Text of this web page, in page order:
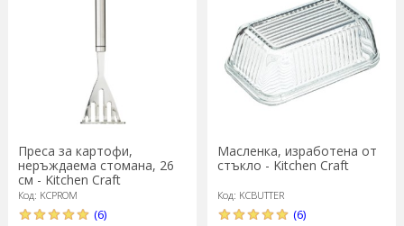
Преса за картофи,
неръждаема стомана, 26
см - Kitchen Craft
Код: KCPROM
(6)
Масленка, изработена от
стъкло - Kitchen Craft
Код: KCBUTTER
(6)